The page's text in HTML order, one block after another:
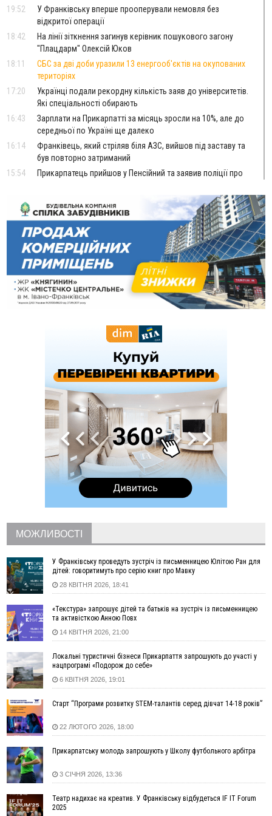
19:52
У Франківську вперше прооперували немовля без
відкритої операції
18:42
На лінії зіткнення загинув керівник пошукового загону
"Плацдарм" Олексій Юков
18:11
СБС за дві доби уразили 13 енергооб'єктів на окупованих
територіях
17:20
Українці подали рекордну кількість заяв до університетів.
Які спеціальності обирають
16:43
Зарплати на Прикарпатті за місяць зросли на 10%, але до
середньої по Україні ще далеко
16:14
Франківець, який стріляв біля АЗС, вийшов під заставу та
був повторно затриманий
15:54
Прикарпатець прийшов у Пенсійний та заявив поліції про
14:59
У Болгарії затримали прикарпатця, який виготовляв
наркотики для міжнародного синдикату
14:47
Стефанішина отримала нову підозру. Їй обирають
запобіжний захід
14:02
«Пілот з Лондона» видурив у жительки Коломийщини
майже 64 тисячі гривень
13:13
У четвер на Прикарпатті очікується сильна спека до 39°
13:00
На Снятинщині спіймали чоловіка, який зливав з цистерни
У МОЗ змінили підхід до госпіталізації та оновили правила
роботи стаціонарів
На межі Прикарпаття і Тернопільщини невідомі засипали
русло Золотої Липи та облаштували переправу
У Франківську та Яремче зафіксували нові температурні
рекорди
Росія вдарила по Харкову "Бандероллю": є постраждалі,
пошкоджено цивільне підприємство
Верховний суд повернув державі 1,5 га лісу із трьома
ставками в Івано-Франківській громаді
На Каскаді замість веж планують зробити сквер з
дитмайданчиком
На Верховинщині під час пожежі будинку травмувалась
України
08:37
На Прикарпатті за пів року трапилось понад 100 ДТП через
нетверезих водіїв
08:08
рф масовано атакувала Київ та область: 14 загиблих,
десятки постраждалих і пожежі (фото, відео)
04 Серпня
19:49
«Коли я обернувся, ворог уже був у нашій траншеї»:
командир з Надвірної на псевдо «Француз»
18:45
Є висока потреба у кількох групах крові: прикарпатців
просять у серпні ставати донорами
18:07
У Франківську звільнили водія маршрутки, який зневажив і
образив матір загиблого воїна
17:40
У горах на Прикарпатті з водоспаду впала жінка і загинула
17:04
Пільгова іпотека без обмежень: blago розширює участь ЖК
SKYGARDEN у програмі «єОселя»
16:24
Калуський проєкт «КО-ХАТИ. Море питань» представить
Україну на архітектурній виставці у Венеції
осіннього врожаю
МОЖЛИВОСТІ
У Франківську проведуть зустріч із письменницею Юлітою Ран для
дітей: говоритимуть про серію книг про Мавку
28 КВІТНЯ 2026, 18:41
«Текстура» запрошує дітей та батьків на зустріч із письменницею
та активісткою Анною Повх
14 КВІТНЯ 2026, 21:00
Локальні туристичні бізнеси Прикарпаття запрошують до участі у
нацпрограмі «Подорож до себе»
6 КВІТНЯ 2026, 19:01
Старт “Програми розвитку STEM-талантів серед дівчат 14-18 років”
22 ЛЮТОГО 2026, 18:00
Прикарпатську молодь запрошують у Школу футбольного арбітра
3 СІЧНЯ 2026, 13:36
Театр надихає на креатив. У Франківську відбудеться IF IT Forum
2025